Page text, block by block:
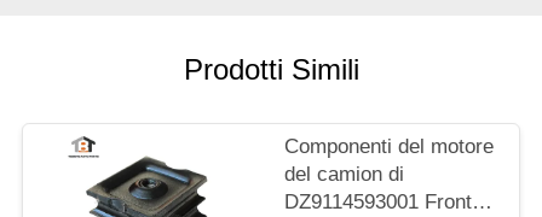
Prodotti Simili
Componenti del motore
del camion di
DZ9114593001 Front